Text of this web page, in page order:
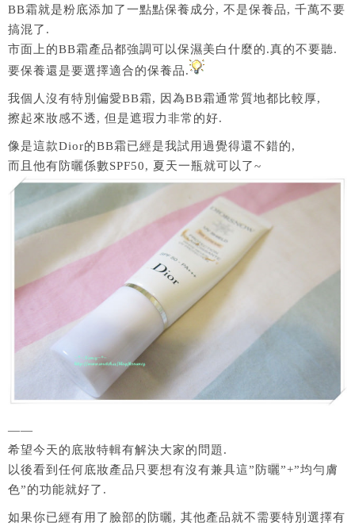
BB霜就是粉底添加了一點點保養成分, 不是保養品, 千萬不要
搞混了.
市面上的BB霜產品都強調可以保濕美白什麼的.真的不要聽.
要保養還是要選擇適合的保養品.
我個人沒有特別偏愛BB霜, 因為BB霜通常質地都比較厚,
擦起來妝感不透, 但是遮瑕力非常的好.
像是這款Dior的BB霜已經是我試用過覺得還不錯的,
而且他有防曬係數SPF50, 夏天一瓶就可以了~
——
希望今天的底妝特輯有解決大家的問題.
以後看到任何底妝產品只要想有沒有兼具這”防曬”+”均勻膚
色”的功能就好了.
如果你已經有用了臉部的防曬, 其他產品就不需要特別選擇有